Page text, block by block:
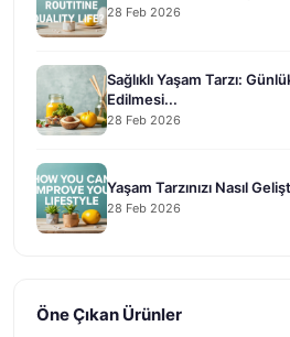
28 Feb 2026
Sağlıklı Yaşam Tarzı:
Edilmesi...
28 Feb 2026
Yaşam Tarzınızı Nasıl
28 Feb 2026
Öne Çıkan Ürünler